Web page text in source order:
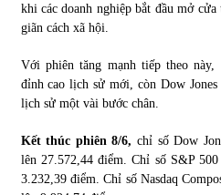
Top 10 xe bán chạy
khi các doanh nghiệp bắt đầu mở
giãn cách xã hội.
Với phiên tăng mạnh tiếp theo
đỉnh cao lịch sử mới, còn Dow
lịch sử một vài bước chân.
Kết thúc phiên 8/6, chỉ số Dow
lên 27.572,44 điểm. Chỉ số S&P
3.232,39 điểm. Chỉ số Nasdaq